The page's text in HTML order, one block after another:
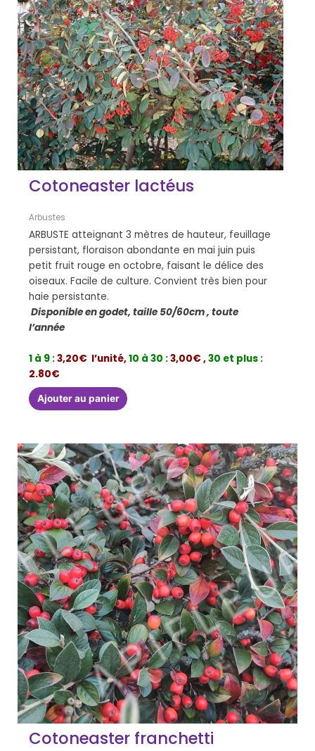
Cotoneaster lactéus
Arbustes
ARBUSTE atteignant 3 mètres de hauteur, feuillage
persistant, floraison abondante en mai juin puis
petit fruit rouge en octobre, faisant le délice des
oiseaux. Facile de culture. Convient très bien pour
haie persistante.
Disponible en godet, taille 50/60cm , toute
l’année
1 à 9 :3,20€ l’unité,10 à 30 :3,00€ ,30 et plus :
2.80€
Ajouter au panier
Cotoneaster franchetti